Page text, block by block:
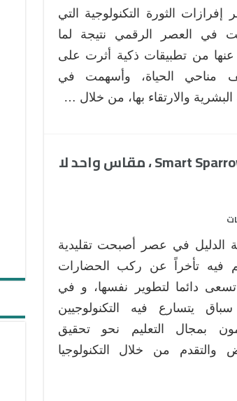
إفرازات الثورة التكنولوجية التي
في العصر الرقمي نتيجة لما
عنها من تطبيقات ذكية أثرت على
مناحي الحياة، وأسهمت في
والارتقاء بها، من خلال …
دليل الاستخدام لموقع التعلم التكيفي Smart Sparrow ، مقاس واحد لا
الاستخدام
لموقع
التعلم
التكيفي
Smart
Sparrow
الدليل في عصر أصبحت تقليدية
فيه تأخراً عن ركب الحضارات
تسعى دائما لتطوير نفسها، و في
يتسارع فيه التكنولوجيين
بمجال التعليم نحو تحقيق
والتقدم من خلال التكنولوجيا